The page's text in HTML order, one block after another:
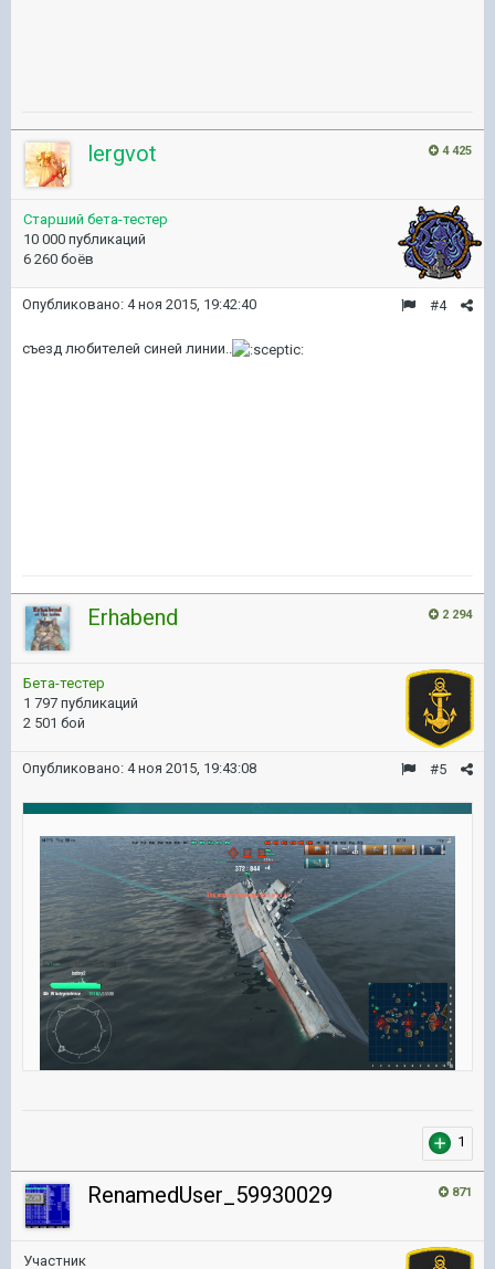
4 425
lergvot
Старший бета-тестер
10 000 публикаций
6 260 боёв
#4
Опубликовано: 4 ноя 2015, 19:42:40
съезд любителей синей линии..
2 294
Erhabend
Бета-тестер
1 797 публикаций
2 501 бой
#5
Опубликовано: 4 ноя 2015, 19:43:08
1
871
RenamedUser_59930029
Участник